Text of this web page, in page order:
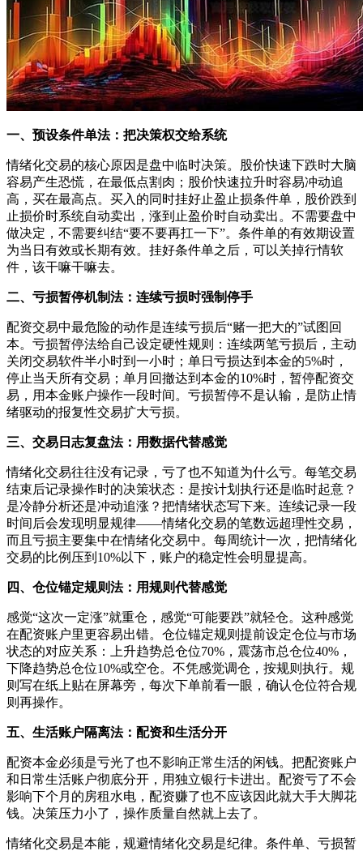
一、预设条件单法：把决策权交给系统
情绪化交易的核心原因是盘中临时决策。股价快速下跌时大脑
容易产生恐慌，在最低点割肉；股价快速拉升时容易冲动追
高，买在最高点。买入的同时挂好止盈止损条件单，股价跌到
止损价时系统自动卖出，涨到止盈价时自动卖出。不需要盘中
做决定，不需要纠结“要不要再扛一下”。条件单的有效期设置
为当日有效或长期有效。挂好条件单之后，可以关掉行情软
件，该干嘛干嘛去。
二、亏损暂停机制法：连续亏损时强制停手
配资交易中最危险的动作是连续亏损后“赌一把大的”试图回
本。亏损暂停法给自己设定硬性规则：连续两笔亏损后，主动
关闭交易软件半小时到一小时；单日亏损达到本金的5%时，
停止当天所有交易；单月回撤达到本金的10%时，暂停配资交
易，用本金账户操作一段时间。亏损暂停不是认输，是防止情
绪驱动的报复性交易扩大亏损。
三、交易日志复盘法：用数据代替感觉
情绪化交易往往没有记录，亏了也不知道为什么亏。每笔交易
结束后记录操作时的决策状态：是按计划执行还是临时起意？
是冷静分析还是冲动追涨？把情绪状态写下来。连续记录一段
时间后会发现明显规律——情绪化交易的笔数远超理性交易，
而且亏损主要集中在情绪化交易中。每周统计一次，把情绪化
交易的比例压到10%以下，账户的稳定性会明显提高。
四、仓位锚定规则法：用规则代替感觉
感觉“这次一定涨”就重仓，感觉“可能要跌”就轻仓。这种感觉
在配资账户里更容易出错。仓位锚定规则提前设定仓位与市场
状态的对应关系：上升趋势总仓位70%，震荡市总仓位40%，
下降趋势总仓位10%或空仓。不凭感觉调仓，按规则执行。规
则写在纸上贴在屏幕旁，每次下单前看一眼，确认仓位符合规
则再操作。
五、生活账户隔离法：配资和生活分开
配资本金必须是亏光了也不影响正常生活的闲钱。把配资账户
和日常生活账户彻底分开，用独立银行卡进出。配资亏了不会
影响下个月的房租水电，配资赚了也不应该因此就大手大脚花
钱。决策压力小了，操作质量自然就上去了。
情绪化交易是本能，规避情绪化交易是纪律。条件单、亏损暂